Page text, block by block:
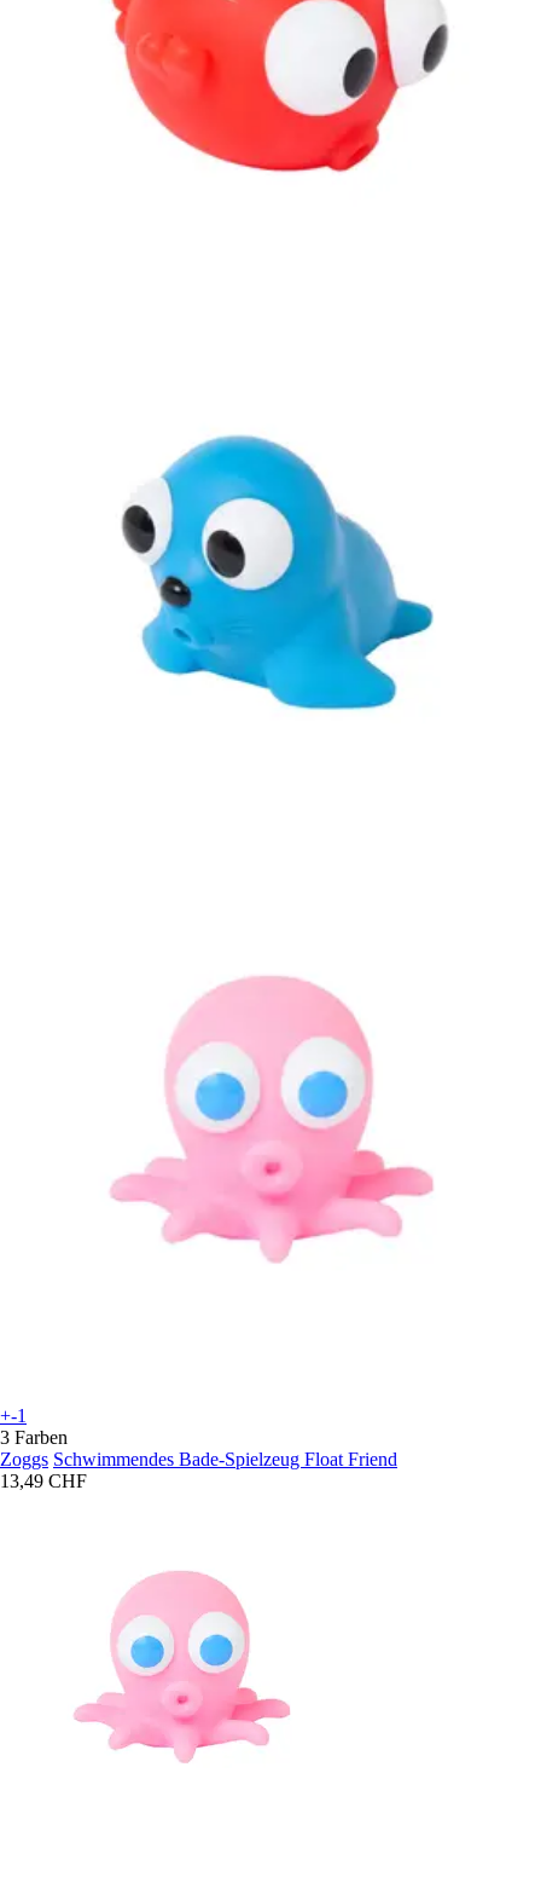
+-1
3 Farben
Zoggs Schwimmendes Bade-Spielzeug Float Friend
13,49 CHF